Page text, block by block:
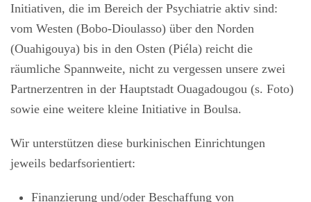
Initiativen, die im Bereich der Psychiatrie aktiv sind:
vom Westen (Bobo-Dioulasso) über den Norden
(Ouahigouya) bis in den Osten (Piéla) reicht die
räumliche Spannweite, nicht zu vergessen unsere zwei
Partnerzentren in der Hauptstadt Ouagadougou (s. Foto)
sowie eine weitere kleine Initiative in Boulsa.
Wir unterstützen diese burkinischen Einrichtungen
jeweils bedarfsorientiert:
Finanzierung und/oder Beschaffung von